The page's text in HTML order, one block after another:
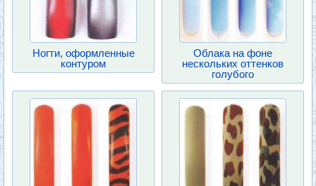
Ногти, оформленные
контуром
Облака на фоне
нескольких оттенков
голубого